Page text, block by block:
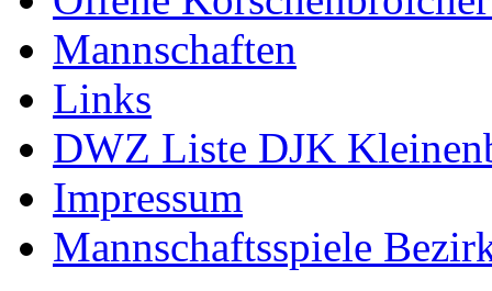
Mannschaften
Links
DWZ Liste DJK
Impressum
Mannschaftsspiele